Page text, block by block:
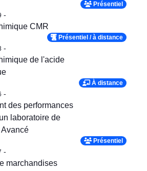
Présentiel
-
CMR
Présentiel / à distance
-
de l'acide
À distance
-
des performances
laboratoire de
Présentiel
-
marchandises